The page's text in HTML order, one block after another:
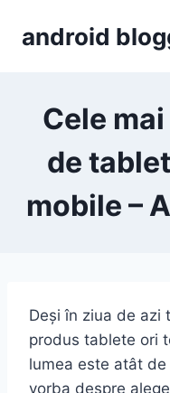
android
Cele
de
mobile –
Deși în ziua de azi
produs tablete ori
lumea este atât
vorba despre